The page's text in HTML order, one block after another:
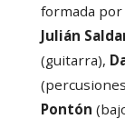
formada por
Julián
(guitarra),
Pontón